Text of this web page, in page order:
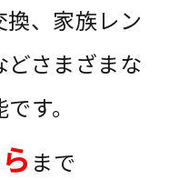
、家族レン
さまざまな
す。
まで